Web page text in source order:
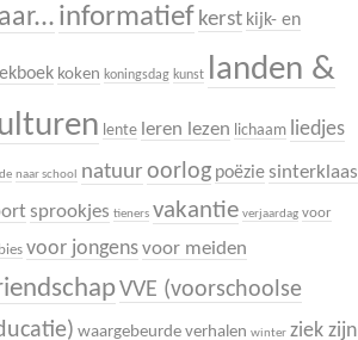
informatief kerst kijk- en
koken koningsdag kunst
landen &
lente leren lezen lichaam liedjes
naar school natuur oorlog poëzie sinterklaas
sprookjes tieners vakantie verjaardag voor
voor jongensvoor meiden
VVE (voorschoolse
waargebeurde verhalen winter ziek zijn